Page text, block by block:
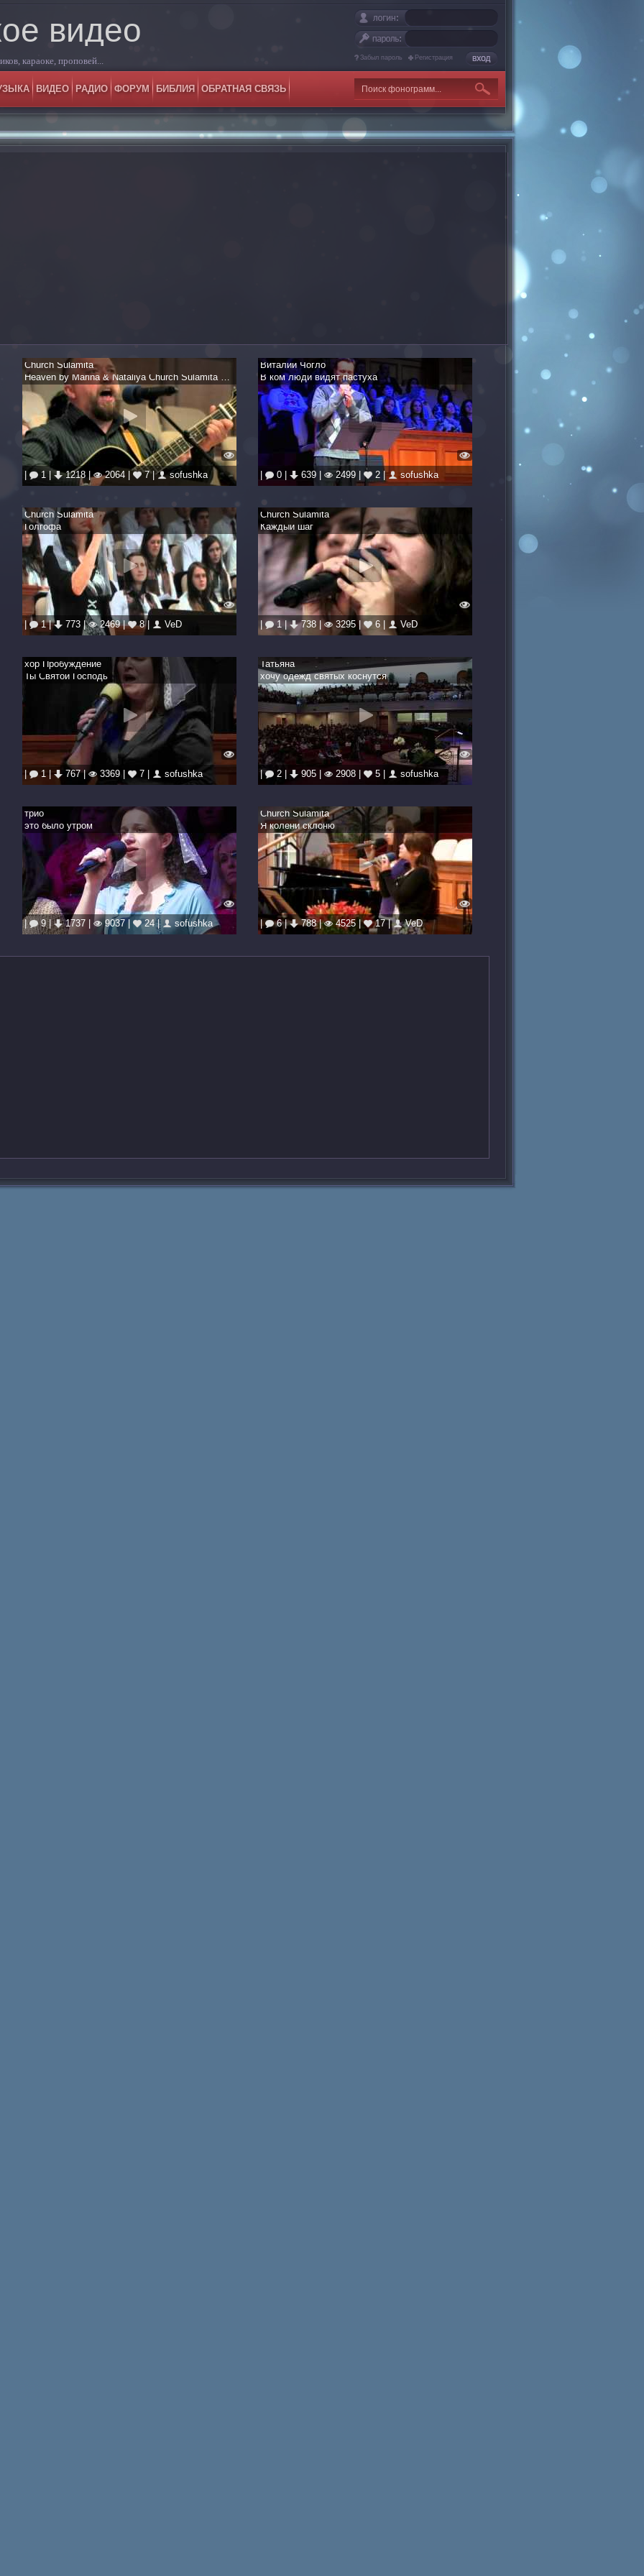
видео
караоке, проповей... Забыл пароль Регистрация
ВИДЕО РАДИО ФОРУМ БИБЛИЯ ОБРАТНАЯ СВЯЗЬ
Church Sulamita
Heaven by Marina & Nataliya Church Sulamita | Небо Суламита
1 | 1218 | 2064 | 7 | sofushka
Виталий Чогло
В ком люди видят пастуха
0 | 639 | 2499 | 2 | sofushka
Church Sulamita
Голгофа
| 1 | 773 | 2469 | 8 | VeD
Church Sulamita
Каждый шаг
1 | 738 | 3295 | 6 | VeD
хор Пробуждение
Ты Святой Господь
| 1 | 767 | 3369 | 7 | sofushka
Татьяна
хочу одежд святых коснутся
| 2 | 905 | 2908 | 5 | sofushka
трио
это было утром
| 9 | 1737 | 9037 | 24 | sofushka
Church Sulamita
Я колени склоню
| 6 | 788 | 4525 | 17 | VeD